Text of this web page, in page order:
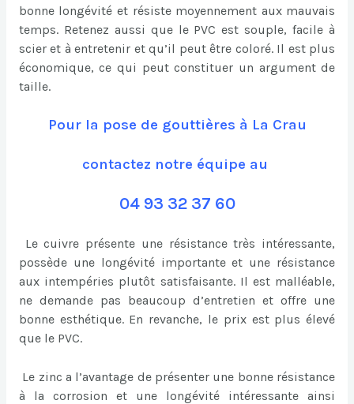
bonne longévité et résiste moyennement aux mauvais
temps. Retenez aussi que le PVC est souple, facile à
scier et à entretenir et qu’il peut être coloré. Il est plus
économique, ce qui peut constituer un argument de
taille.
Pour la pose de gouttières à La Crau
contactez notre équipe au
04 93 32 37 60
Le cuivre présente une résistance très intéressante,
possède une longévité importante et une résistance
aux intempéries plutôt satisfaisante. Il est malléable,
ne demande pas beaucoup d’entretien et offre une
bonne esthétique. En revanche, le prix est plus élevé
que le PVC.
Le zinc a l’avantage de présenter une bonne résistance
à la corrosion et une longévité intéressante ainsi